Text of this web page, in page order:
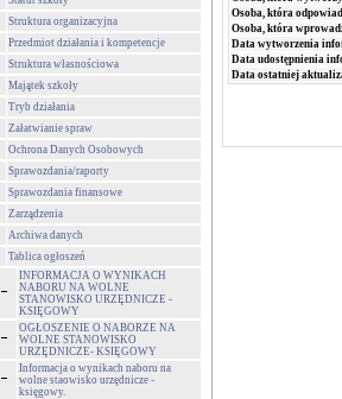
Struktura organizacyjna
Przedmiot działania i kompetencje
Struktura własnościowa
Majątek szkoły
Tryb działania
Załatwianie spraw
Ochrona Danych Osobowych
Sprawozdania/raporty
Sprawozdania finansowe
Zarządzenia
Archiwa danych
Tablica ogłoszeń
INFORMACJA O WYNIKACH
NABORU NA WOLNE
STANOWISKO URZĘDNICZE -
KSIĘGOWY
OGŁOSZENIE O NABORZE NA
WOLNE STANOWISKO
URZĘDNICZE- KSIĘGOWY
Informacja o wynikach naboru na
wolne staowisko urzędnicze -
księgowy.
Osoba, która
Osoba, która
Data wytworzenia
Data udostępnienia
Data ostatniej